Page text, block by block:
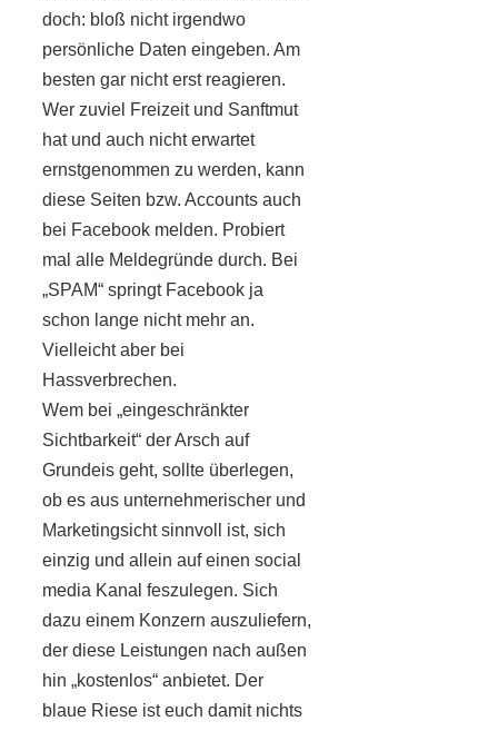
doch: bloß nicht irgendwo
persönliche Daten eingeben. Am
besten gar nicht erst reagieren.
Wer zuviel Freizeit und Sanftmut
hat und auch nicht erwartet
ernstgenommen zu werden, kann
diese Seiten bzw. Accounts auch
bei Facebook melden. Probiert
mal alle Meldegründe durch. Bei
„SPAM“ springt Facebook ja
schon lange nicht mehr an.
Vielleicht aber bei
Hassverbrechen.
Wem bei „eingeschränkter
Sichtbarkeit“ der Arsch auf
Grundeis geht, sollte überlegen,
ob es aus unternehmerischer und
Marketingsicht sinnvoll ist, sich
einzig und allein auf einen social
media Kanal feszulegen. Sich
dazu einem Konzern auszuliefern,
der diese Leistungen nach außen
hin „kostenlos“ anbietet. Der
blaue Riese ist euch damit nichts